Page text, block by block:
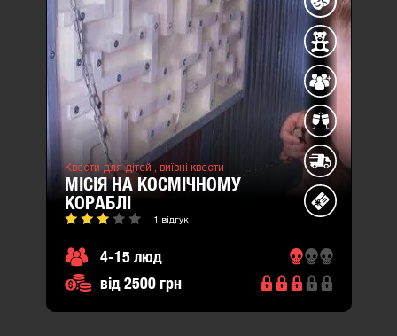
Квести для дітей , виїзні квести
МІСІЯ НА КОСМІЧНОМУ
КОРАБЛІ
1 відгук
4-15 люд
від 2500 грн